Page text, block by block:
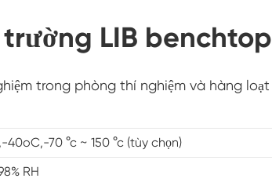
nghiệm khí hậu phòng thí nghiệm
độ
độ cao nhiệt độ
LIB benchtop
trong phòng thí nghiệm và hàng loạt
70 °c ~ 150 °c (tùy chọn)
RH